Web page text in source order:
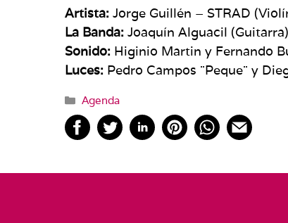
Artista: Jorge Guillén – STRAD
La Banda: Joaquín Alguacil
Sonido: Higinio Martin y Fernando
Luces: Pedro Campos ¨Peque¨ y
Categorías
Agenda